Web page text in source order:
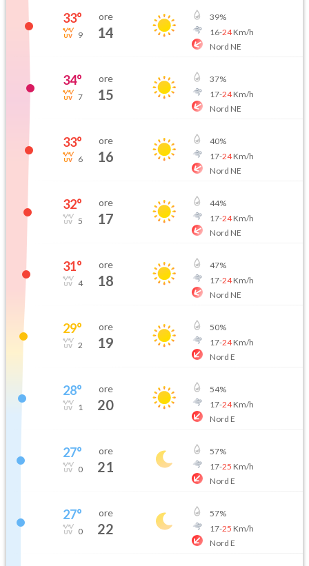
33°
9
ore
14
39%
16-24Km/h
Nord NE
34°
7
ore
15
37%
17-24Km/h
Nord NE
33°
6
ore
16
40%
17-24Km/h
Nord NE
32°
5
ore
17
44%
17-24Km/h
Nord NE
31°
4
ore
18
47%
17-24Km/h
Nord NE
29°
2
ore
19
50%
17-24Km/h
Nord E
28°
1
ore
20
54%
17-24Km/h
Nord E
27°
0
ore
21
57%
17-25 Km/h
Nord E
27°
0
ore
22
57%
17-25 Km/h
Nord E